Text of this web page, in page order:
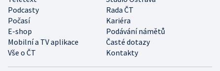
Podcasty
Rada ČT
Počasí
Kariéra
E-shop
Podávání námětů
Mobilní a TV aplikace
Časté dotazy
Vše o ČT
Kontakty